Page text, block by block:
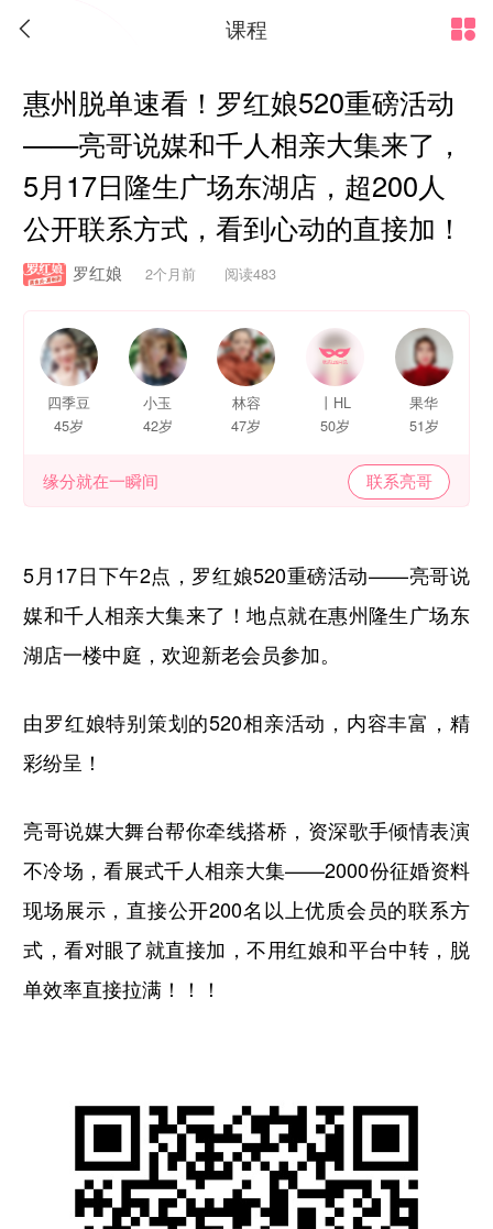
 课程
惠州脱单速看！罗红娘520重磅活动
——亮哥说媒和千人相亲大集来了，
5月17日隆生广场东湖店，超200人
公开联系方式，看到心动的直接加！
罗红娘 2个月前 阅读483
四季豆
45岁
小玉
42岁
林容
47岁
丨HL
50岁
果华
51岁
缘分就在一瞬间 联系亮哥
5月17日下午2点，罗红娘520重磅活动——亮哥说
媒和千人相亲大集来了！地点就在惠州隆生广场东
湖店一楼中庭，欢迎新老会员参加。
由罗红娘特别策划的520相亲活动，内容丰富，精
彩纷呈！
亮哥说媒大舞台帮你牵线搭桥，资深歌手倾情表演
不冷场，看展式千人相亲大集——2000份征婚资料
现场展示，直接公开200名以上优质会员的联系方
式，看对眼了就直接加，不用红娘和平台中转，脱
单效率直接拉满！！！
